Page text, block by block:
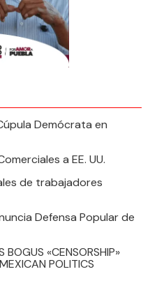
Demócrata en
a EE. UU.
de trabajadores
Defensa Popular de
BOGUS «CENSORSHIP»
POLITICS